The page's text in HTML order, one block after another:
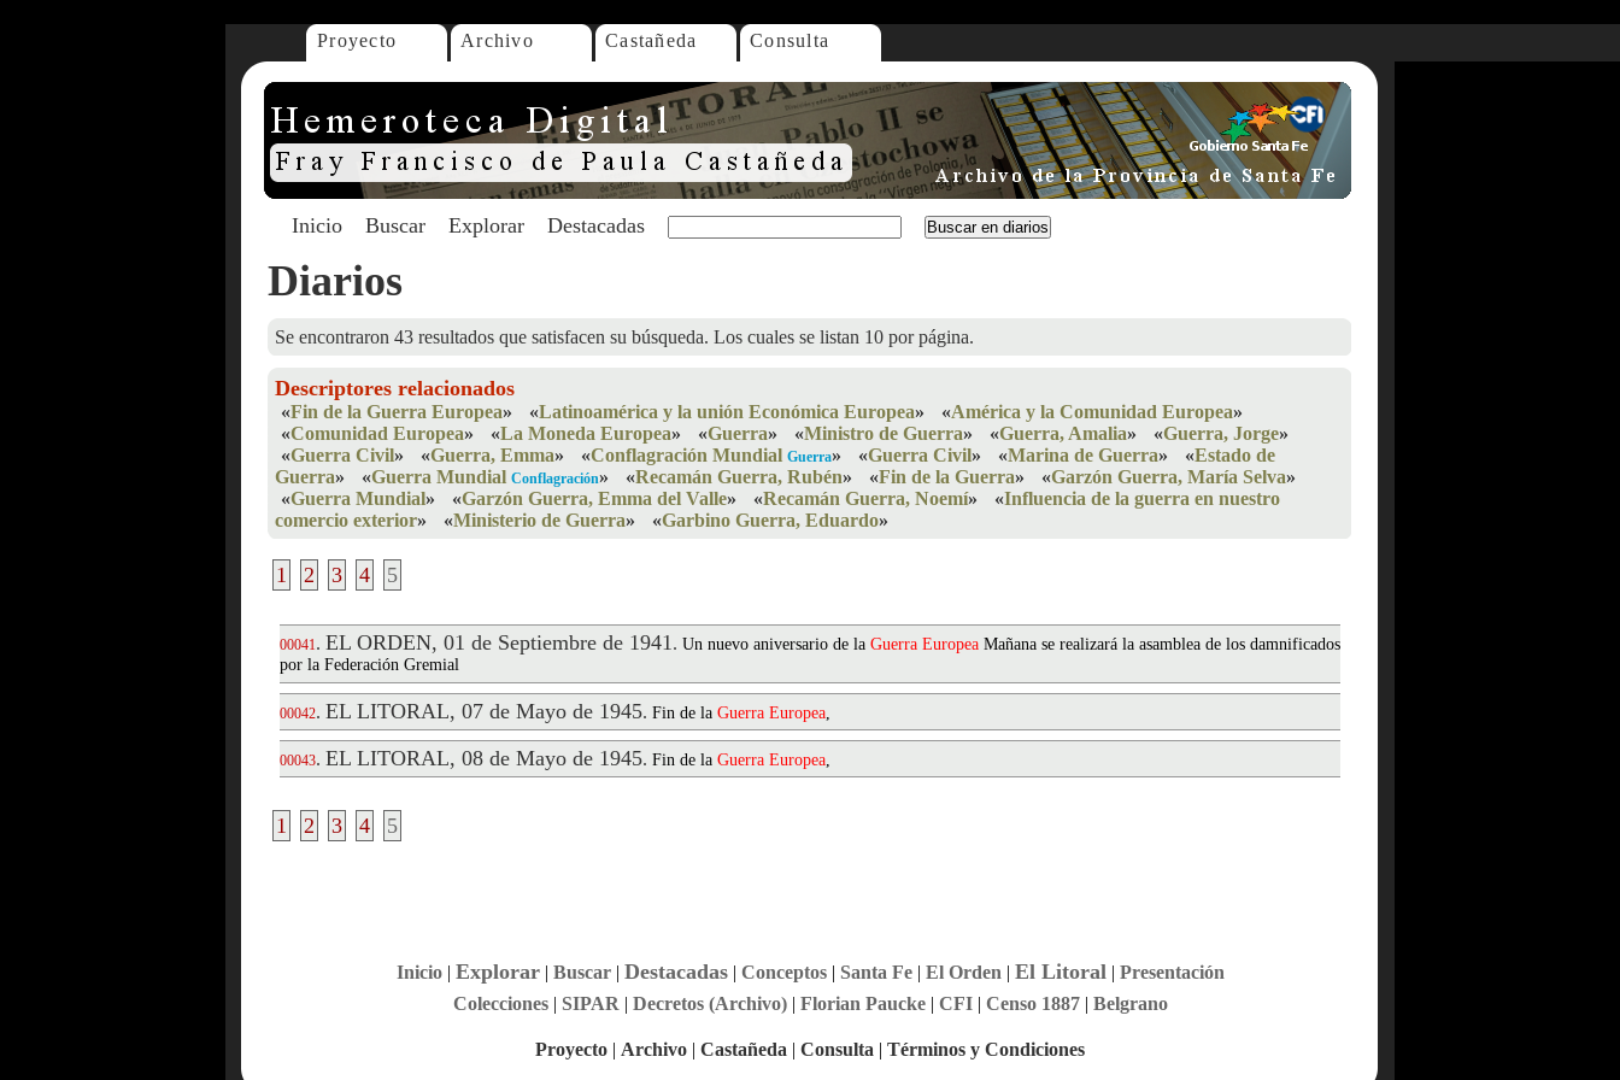
Proyecto Archivo Castañeda Consulta
Inicio Buscar Explorar Destacadas
Diarios
Se encontraron 43 resultados que satisfacen su búsqueda. Los cuales se listan 10 por página.
Descriptores relacionados
«Fin de la Guerra Europea» «Latinoamérica y la unión Económica Europea» «América y la Comunidad Europea»
«Comunidad Europea» «La Moneda Europea» «Guerra» «Ministro de Guerra» «Guerra, Amalia» «Guerra, Jorge»
«Guerra Civil» «Guerra, Emma» «Conflagración Mundial Guerra» «Guerra Civil» «Marina de Guerra» «Estado de
Guerra» «Guerra Mundial Conflagración» «Recamán Guerra, Rubén» «Fin de la Guerra» «Garzón Guerra, María Selva»
«Guerra Mundial» «Garzón Guerra, Emma del Valle» «Recamán Guerra, Noemí» «Influencia de la guerra en nuestro
comercio exterior» «Ministerio de Guerra» «Garbino Guerra, Eduardo»
1 2 3 4 5
00041. EL ORDEN, 01 de Septiembre de 1941. Un nuevo aniversario de la Guerra Europea Mañana se realizará la asamblea de los damnificados
por la Federación Gremial
00042. EL LITORAL, 07 de Mayo de 1945. Fin de la Guerra Europea,
00043. EL LITORAL, 08 de Mayo de 1945. Fin de la Guerra Europea,
1 2 3 4 5
Inicio| Explorar| Buscar| Destacadas| Conceptos| Santa Fe| El Orden | El Litoral | Presentación
Colecciones| SIPAR | Decretos (Archivo)| Florian Paucke| CFI| Censo 1887| Belgrano
Proyecto | Archivo | Castañeda | Consulta | Términos y Condiciones